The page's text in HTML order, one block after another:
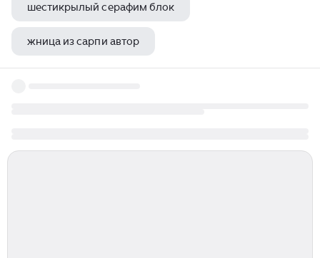
шестикрылый серафим блок
жница из сарпи автор